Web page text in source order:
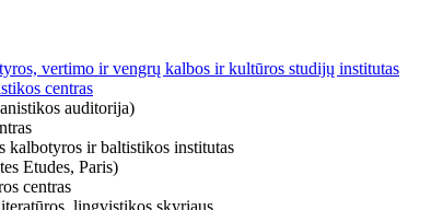
vertimo ir vengrų kalbos ir kultūros studijų institutas
centras
auditorija)
kalbotyros ir baltistikos institutas
Etudes, Paris)
centras
lingvistikos skyriaus